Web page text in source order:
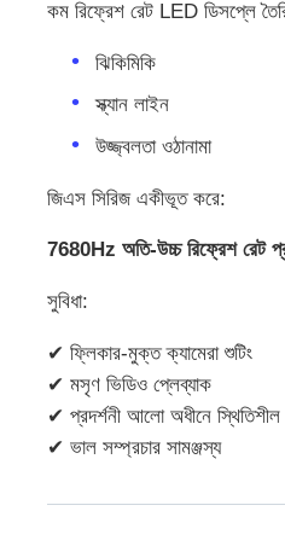
কম রিফ্রেশ রেট LED ডিসপ্লে
ঝিকিমিকি
স্ক্যান লাইন
উজ্জ্বলতা ওঠানামা
জিএস সিরিজ একীভূত করে:
7680Hz অতি-উচ্চ রিফ্রেশ রেট
সুবিধা:
✔ ফ্লিকার-মুক্ত ক্যামেরা শুটিং
✔ মসৃণ ভিডিও প্লেব্যাক
✔ প্রদর্শনী আলো অধীনে স্থিতিশীল
✔ ভাল সম্প্রচার সামঞ্জস্য